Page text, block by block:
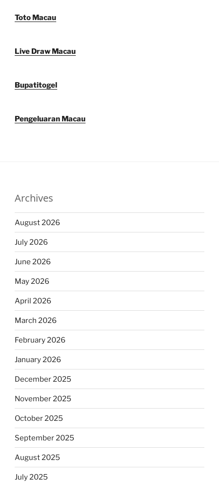
Toto Macau
Live Draw Macau
Bupatitogel
Pengeluaran Macau
Archives
August 2026
July 2026
June 2026
May 2026
April 2026
March 2026
February 2026
January 2026
December 2025
November 2025
October 2025
September 2025
August 2025
July 2025